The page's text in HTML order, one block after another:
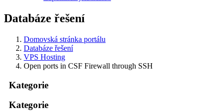
Databáze řešení
Domovská stránka portálu
Databáze řešení
VPS Hosting
Open ports in CSF Firewall through SSH
Kategorie
Kategorie